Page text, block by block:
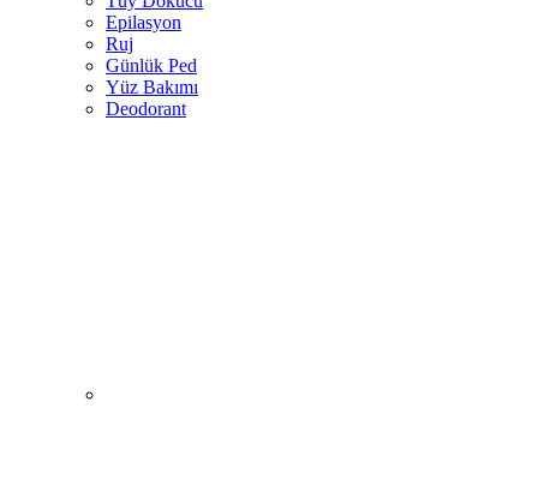
Epilasyon
Ruj
Günlük Ped
Yüz Bakımı
Deodorant